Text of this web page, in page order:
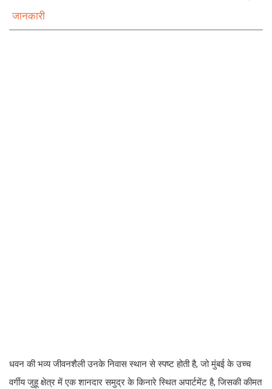
जानकारी
धवन की भव्य जीवनशैली उनके निवास स्थान से स्पष्ट होती है, जो मुंबई के उच्च
वर्गीय जुहू क्षेत्र में एक शानदार समुद्र के किनारे स्थित अपार्टमेंट है, जिसकी कीमत